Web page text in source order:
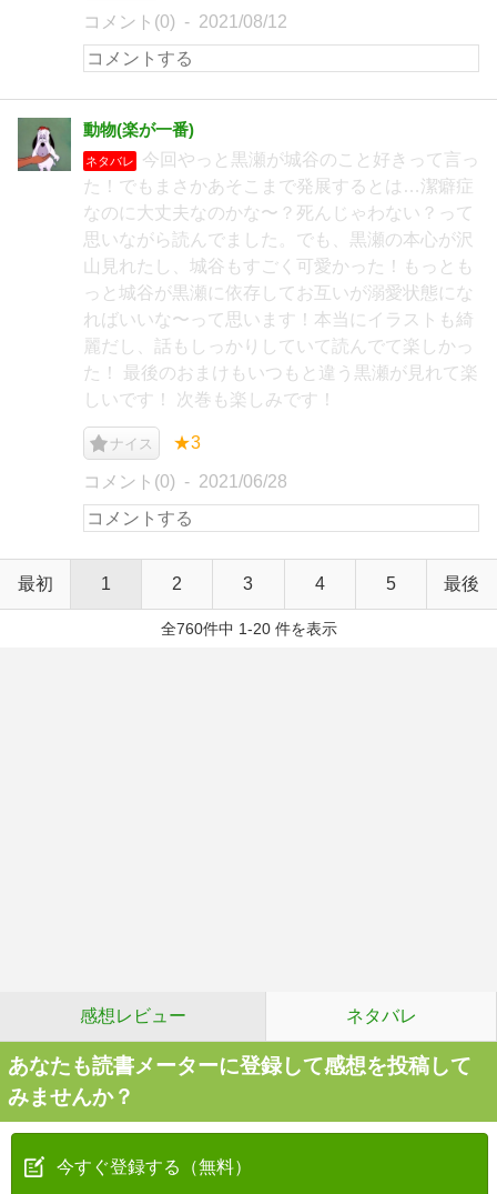
コメント(0) 2021/08/12
動物(楽が一番)
ネタバレ
今回やっと黒瀬が城谷のこと好きって言っ
た！でもまさかあそこまで発展するとは…潔癖症
なのに大丈夫なのかな〜？死んじゃわない？って
思いながら読んでました。でも、黒瀬の本心が沢
山見れたし、城谷もすごく可愛かった！もっとも
っと城谷が黒瀬に依存してお互いが溺愛状態にな
ればいいな〜って思います！本当にイラストも綺
麗だし、話もしっかりしていて読んでて楽しかっ
た！ 最後のおまけもいつもと違う黒瀬が見れて楽
しいです！ 次巻も楽しみです！
ナイス ★3
コメント(0) 2021/06/28
最初 1 2 3 4 5 最後
全760件中 1-20 件を表示
感想レビュー ネタバレ
あなたも読書メーターに登録して感想を投稿して
みませんか？
今すぐ登録する（無料）